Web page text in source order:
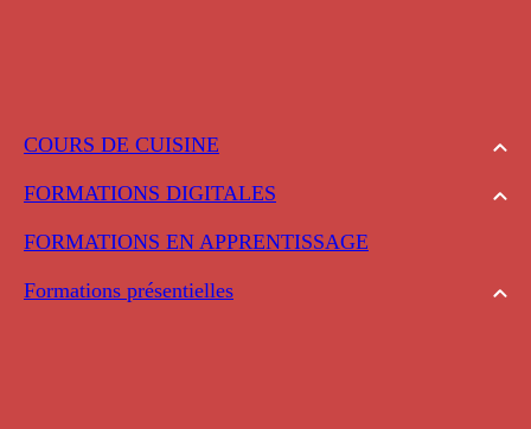
COURS DE CUISINE
FORMATIONS DIGITALES
FORMATIONS EN APPRENTISSAGE
Formations présentielles